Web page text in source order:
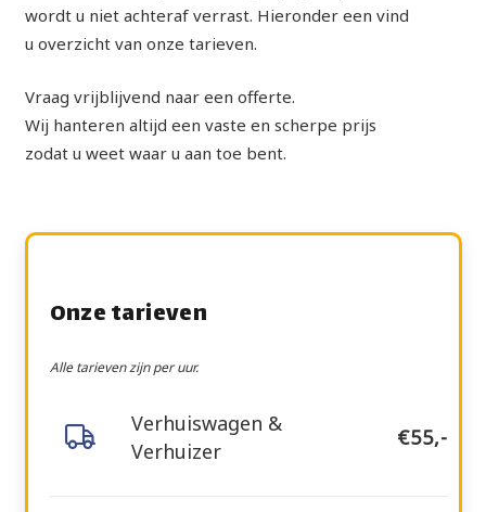
wordt u niet achteraf verrast. Hieronder een vind
u overzicht van onze tarieven.
Vraag vrijblijvend naar een offerte.
Wij hanteren altijd een vaste en scherpe prijs
zodat u weet waar u aan toe bent.
Onze tarieven
Alle tarieven zijn per uur.
Verhuiswagen &
Verhuizer
€55,-